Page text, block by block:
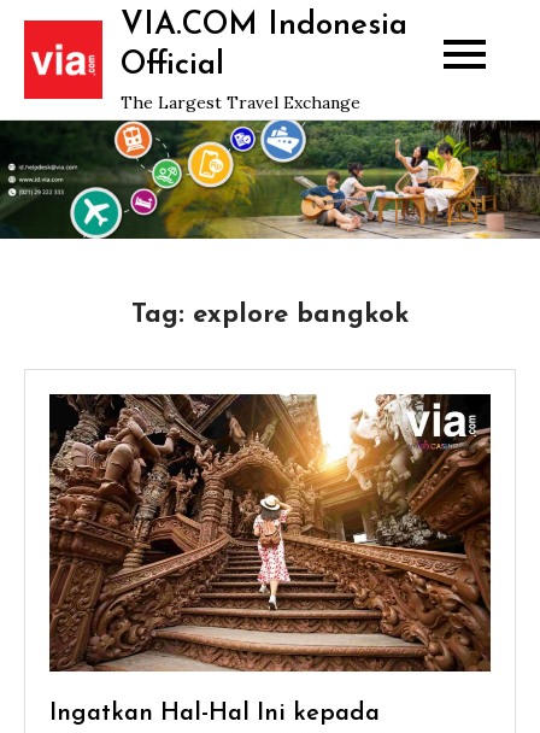
Skip
content
VIA.COM Indonesia
Official
The Largest Travel Exchange
Tag: explore bangkok
Ingatkan Hal-Hal Ini kepada